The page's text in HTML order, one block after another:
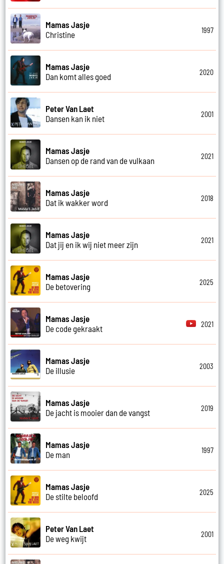
Mamas Jasje
Christine
1997
Mamas Jasje
Dan komt alles goed
2020
Peter Van Laet
Dansen kan ik niet
2001
Mamas Jasje
Dansen op de rand van de vulkaan
2021
Mamas Jasje
Dat ik wakker word
2018
Mamas Jasje
Dat jij en ik wij niet meer zijn
2021
Mamas Jasje
De betovering
2025
Mamas Jasje
De code gekraakt
2021
Mamas Jasje
De illusie
2003
Mamas Jasje
De jacht is mooier dan de vangst
2019
Mamas Jasje
De man
1997
Mamas Jasje
De stilte beloofd
2025
Peter Van Laet
De weg kwijt
2001